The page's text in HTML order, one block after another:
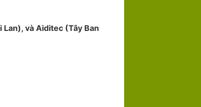
và Aiditec (Tây Ban